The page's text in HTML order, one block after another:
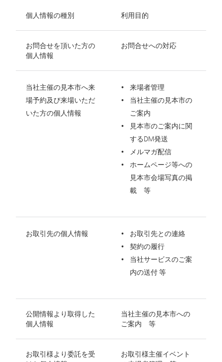
個人情報の種別 利用目的
お問合せを頂いた方の
個人情報
お問合せへの対応
当社主催の見本市へ来
場予約及び来場いただ
いた方の個人情報
来場者管理
当社主催の見本市の
ご案内
見本市のご案内に関
するDM発送
メルマガ配信
ホームページ等への
見本市会場写真の掲
載 等
お取引先の個人情報
お取引先との連絡
契約の履行
当社サービスのご案
内の送付 等
公開情報より取得した
個人情報
当社主催の見本市への
ご案内 等
お取引様より委託を受
お取引様主催イベント